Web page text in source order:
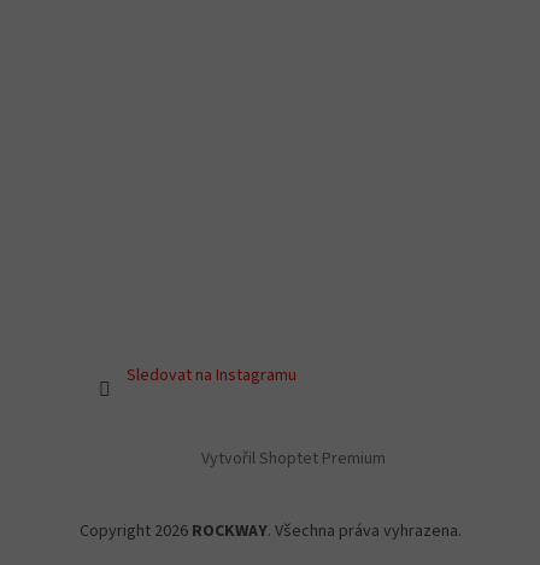
Sledovat na Instagramu
Vytvořil Shoptet Premium
Copyright 2026 ROCKWAY. Všechna práva vyhrazena.